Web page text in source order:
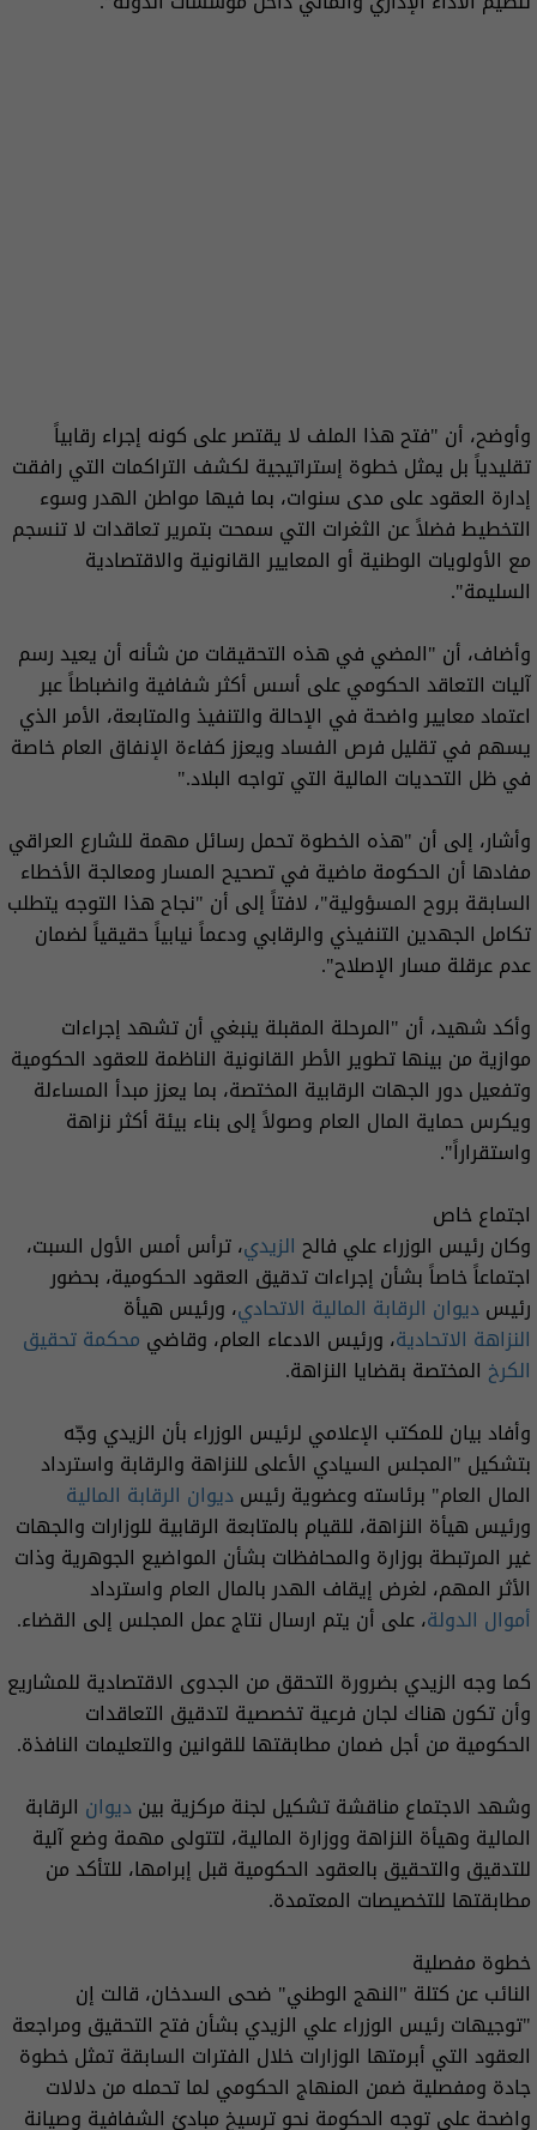
وأوضح، أن "فتح هذا الملف لا يقتصر على كونه إجراء رقابياً
تقليدياً بل يمثل خطوة إستراتيجية لكشف التراكمات التي رافقت
إدارة العقود على مدى سنوات، بما فيها مواطن الهدر وسوء
التخطيط فضلاً عن الثغرات التي سمحت بتمرير تعاقدات لا تنسجم
مع الأولويات الوطنية أو المعايير القانونية والاقتصادية
السليمة".
وأضاف، أن "المضي في هذه التحقيقات من شأنه أن يعيد رسم
آليات التعاقد الحكومي على أسس أكثر شفافية وانضباطاً عبر
اعتماد معايير واضحة في الإحالة والتنفيذ والمتابعة، الأمر الذي
يسهم في تقليل فرص الفساد ويعزز كفاءة الإنفاق العام خاصة
في ظل التحديات المالية التي تواجه البلاد."
وأشار، إلى أن "هذه الخطوة تحمل رسائل مهمة للشارع العراقي
مفادها أن الحكومة ماضية في تصحيح المسار ومعالجة الأخطاء
السابقة بروح المسؤولية"، لافتاً إلى أن "نجاح هذا التوجه يتطلب
تكامل الجهدين التنفيذي والرقابي ودعماً نيابياً حقيقياً لضمان
عدم عرقلة مسار الإصلاح".
وأكد شهيد، أن "المرحلة المقبلة ينبغي أن تشهد إجراءات
موازية من بينها تطوير الأطر القانونية الناظمة للعقود الحكومية
وتفعيل دور الجهات الرقابية المختصة، بما يعزز مبدأ المساءلة
ويكرس حماية المال العام وصولاً إلى بناء بيئة أكثر نزاهة
واستقراراً".
اجتماع خاص
وكان رئيس الوزراء علي فالح الزيدي، ترأس أمس الأول السبت،
اجتماعاً خاصاً بشأن إجراءات تدقيق العقود الحكومية، بحضور
رئيسديوان الرقابة المالية الاتحادي، ورئيس هيأة
النزاهة الاتحادية، ورئيس الادعاء العام، وقاضي محكمة تحقيق
الكرخ المختصة بقضايا النزاهة.
وأفاد بيان للمكتب الإعلامي لرئيس الوزراء بأن الزيدي وجّه
بتشكيل "المجلس السيادي الأعلى للنزاهة والرقابة واسترداد
المال العام" برئاسته وعضوية رئيسديوان الرقابة المالية
ورئيس هيأة النزاهة، للقيام بالمتابعة الرقابية للوزارات والجهات
غير المرتبطة بوزارة والمحافظات بشأن المواضيع الجوهرية وذات
الأثر المهم، لغرض إيقاف الهدر بالمال العام واسترداد
أموال الدولة، على أن يتم ارسال نتاج عمل المجلس إلى القضاء.
كما وجه الزيدي بضرورة التحقق من الجدوى الاقتصادية للمشاريع
وأن تكون هناك لجان فرعية تخصصية لتدقيق التعاقدات
الحكومية من أجل ضمان مطابقتها للقوانين والتعليمات النافذة.
وشهد الاجتماع مناقشة تشكيل لجنة مركزية بينديوان الرقابة
المالية وهيأة النزاهة ووزارة المالية، لتتولى مهمة وضع آلية
للتدقيق والتحقيق بالعقود الحكومية قبل إبرامها، للتأكد من
مطابقتها للتخصيصات المعتمدة.
خطوة مفصلية
النائب عن كتلة "النهج الوطني" ضحى السدخان، قالت إن
"توجيهات رئيس الوزراء علي الزيدي بشأن فتح التحقيق ومراجعة
العقود التي أبرمتها الوزارات خلال الفترات السابقة تمثل خطوة
جادة ومفصلية ضمن المنهاج الحكومي لما تحمله من دلالات
واضحة على توجه الحكومة نحو ترسيخ مبادئ الشفافية وصيانة